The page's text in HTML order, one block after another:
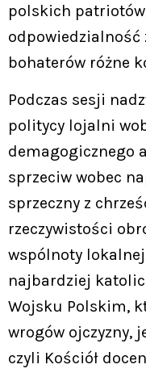
polskich
odpowiedzialność
bohaterów różne
Podczas sesji
politycy lojalni
demagogicznego
sprzeciw wobec
sprzeczny z
rzeczywistości
wspólnoty
najbardziej
Wojsku Polskim,
wrogów ojczyzny,
czyli Kościół